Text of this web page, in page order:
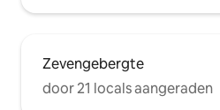
Zevengebergte
door 21 locals aangeraden